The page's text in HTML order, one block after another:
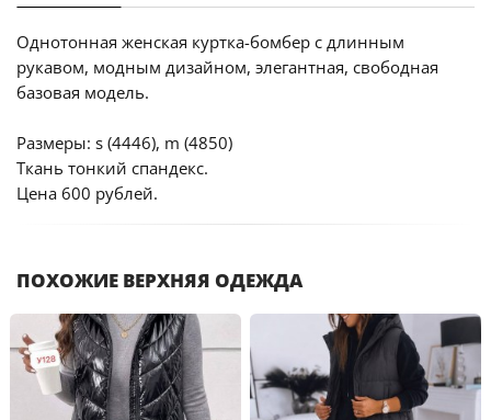
Однотонная женская куртка-бомбер с длинным
рукавом, модным дизайном, элегантная, свободная
базовая модель.
Размеры: s (4446), m (4850)
Ткань тонкий спандекс.
Цена 600 рублей.
ПОХОЖИЕ ВЕРХНЯЯ ОДЕЖДА